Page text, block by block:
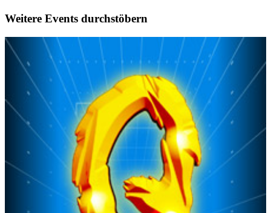
Weitere Events durchstöbern